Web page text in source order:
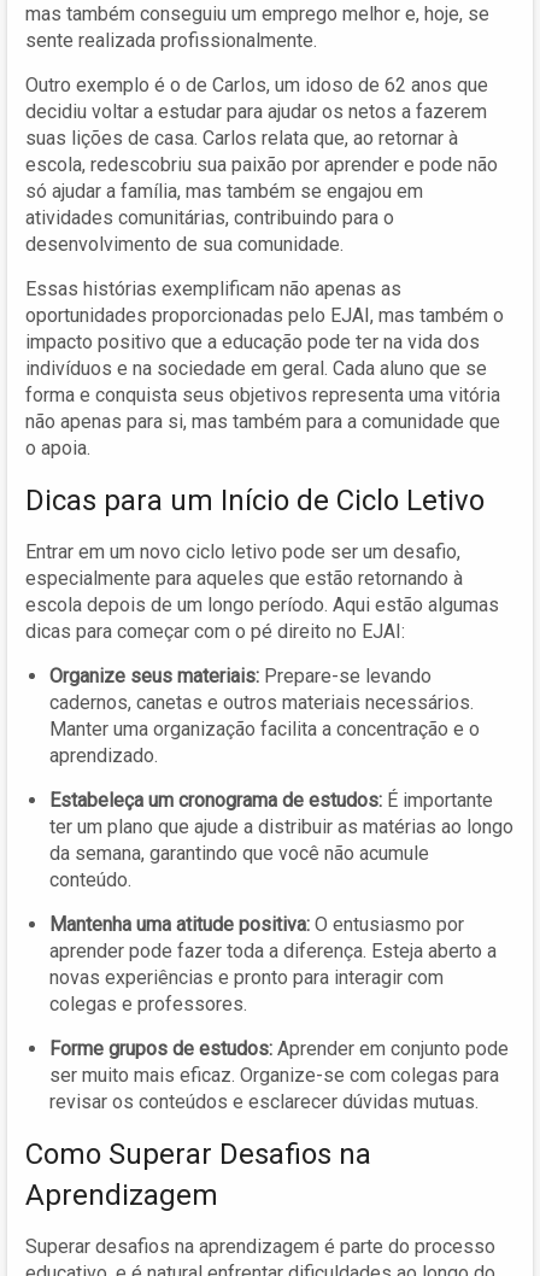
mas também conseguiu um emprego melhor e, hoje, se
sente realizada profissionalmente.
Outro exemplo é o de Carlos, um idoso de 62 anos que
decidiu voltar a estudar para ajudar os netos a fazerem
suas lições de casa. Carlos relata que, ao retornar à
escola, redescobriu sua paixão por aprender e pode não
só ajudar a família, mas também se engajou em
atividades comunitárias, contribuindo para o
desenvolvimento de sua comunidade.
Essas histórias exemplificam não apenas as
oportunidades proporcionadas pelo EJAI, mas também o
impacto positivo que a educação pode ter na vida dos
indivíduos e na sociedade em geral. Cada aluno que se
forma e conquista seus objetivos representa uma vitória
não apenas para si, mas também para a comunidade que
o apoia.
Dicas para um Início de Ciclo Letivo
Entrar em um novo ciclo letivo pode ser um desafio,
especialmente para aqueles que estão retornando à
escola depois de um longo período. Aqui estão algumas
dicas para começar com o pé direito no EJAI:
Organize seus materiais: Prepare-se levando
cadernos, canetas e outros materiais necessários.
Manter uma organização facilita a concentração e o
aprendizado.
Estabeleça um cronograma de estudos: É importante
ter um plano que ajude a distribuir as matérias ao longo
da semana, garantindo que você não acumule
conteúdo.
Mantenha uma atitude positiva: O entusiasmo por
aprender pode fazer toda a diferença. Esteja aberto a
novas experiências e pronto para interagir com
colegas e professores.
Forme grupos de estudos: Aprender em conjunto pode
ser muito mais eficaz. Organize-se com colegas para
revisar os conteúdos e esclarecer dúvidas mutuas.
Como Superar Desafios na
Aprendizagem
Superar desafios na aprendizagem é parte do processo